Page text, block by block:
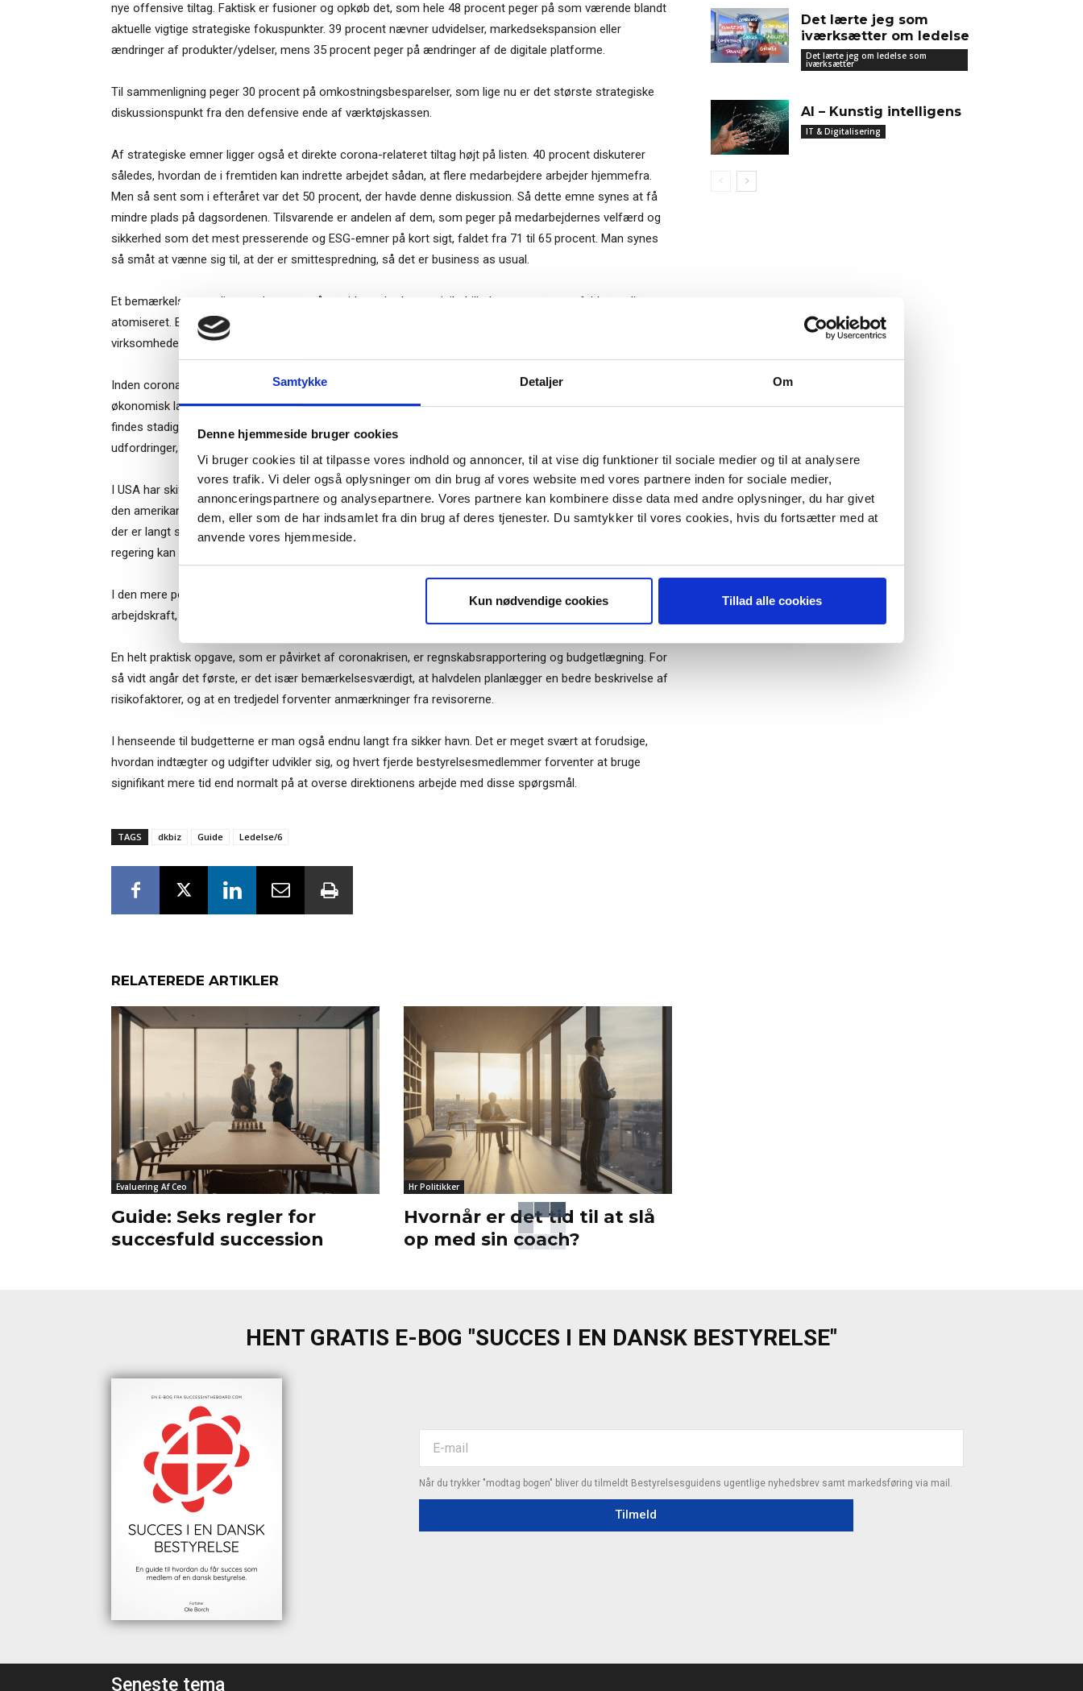
Samtykke Detaljer Om
Denne hjemmeside bruger cookies
Vi bruger cookies til at tilpasse vores indhold og annoncer, til at vise dig funktioner til sociale medier og til at analysere
vores trafik. Vi deler også oplysninger om din brug af vores website med vores partnere inden for sociale medier,
annonceringspartnere og analysepartnere. Vores partnere kan kombinere disse data med andre oplysninger, du har givet
dem, eller som de har indsamlet fra din brug af deres tjenester. Du samtykker til vores cookies, hvis du fortsætter med at
anvende vores hjemmeside.
Kun nødvendige cookies Tillad alle cookies
nye offensive tiltag. Faktisk er fusioner og opkøb det, som hele 48 procent peger på som værende blandt
aktuelle vigtige strategiske fokuspunkter. 39 procent nævner udvidelser, markedsekspansion eller
ændringer af produkter/ydelser, mens 35 procent peger på ændringer af de digitale platforme.
Til sammenligning peger 30 procent på omkostningsbesparelser, som lige nu er det største strategiske
diskussionspunkt fra den defensive ende af værktøjskassen.
Af strategiske emner ligger også et direkte corona-relateret tiltag højt på listen. 40 procent diskuterer
således, hvordan de i fremtiden kan indrette arbejdet sådan, at flere medarbejdere arbejder hjemmefra.
Men så sent som i efteråret var det 50 procent, der havde denne diskussion. Så dette emne synes at få
mindre plads på dagsordenen. Tilsvarende er andelen af dem, som peger på medarbejdernes velfærd og
sikkerhed som det mest presserende og ESG-emner på kort sigt, faldet fra 71 til 65 procent. Man synes
så småt at vænne sig til, at der er smittespredning, så det er business as usual.
Et bemærkelsesværdigt resultat er også, at virksomhedernes risikobillede synes at være fuldstændigt
atomiseret. Blandt bestyrelsesmedlemmerne er ny regulering den største enkeltstående risiko for deres
virksomheder.
Inden coronakrisen var f.eks. politisk usikkerhed på grund af populisme, potentielle handelskrige,
økonomisk lavkonjunktur, klima, kunder med krav om diversitet og IT-kriminalitet de store risikoemner. De
findes stadigvæk, men de er ikke så entydige og generelle, som de har været. Det er vidt forskellige
udfordringer, virksomhederne oplever.
I USA har skiftet af præsident også stor betydning: Man kunne tro, at Joe Bidens gigantiske stimulus til
den amerikanske økonomi var det emne, der i den henseende optog bestyrelsesmedlemmerne mest. Men
der er langt større opmærksomhed på de skattestigninger, der også er adviseret, og på hvad Bidens
regering kan finde på af regulatoriske tiltag.
I den mere positive ende er der en del, der forventer større ro om handelsaftaler og nemmere adgang til
arbejdskraft, når nogle af Trumps begrænsninger på indvandring bliver ophævet igen.
En helt praktisk opgave, som er påvirket af coronakrisen, er regnskabsrapportering og budgetlægning. For
så vidt angår det første, er det især bemærkelsesværdigt, at halvdelen planlægger en bedre beskrivelse af
risikofaktorer, og at en tredjedel forventer anmærkninger fra revisorerne.
I henseende til budgetterne er man også endnu langt fra sikker havn. Det er meget svært at forudsige,
hvordan indtægter og udgifter udvikler sig, og hvert fjerde bestyrelsesmedlemmer forventer at bruge
signifikant mere tid end normalt på at overse direktionens arbejde med disse spørgsmål.
TAGS dkbiz Guide Ledelse/6
RELATEREDE ARTIKLER
Evaluering Af Ceo
Guide: Seks regler for
succesfuld succession
Hr Politikker
Hvornår er det tid til at slå
op med sin coach?
Det lærte jeg som
iværksætter om ledelse
Det lærte jeg om ledelse som
iværksætter
AI – Kunstig intelligens
IT & Digitalisering
HENT GRATIS E-BOG "SUCCES I EN DANSK BESTYRELSE"
Når du trykker "modtag bogen" bliver du tilmeldt Bestyrelsesguidens ugentlige nyhedsbrev samt markedsføring via mail.
Tilmeld
Seneste tema
– og modtag Ole Borchs bog
“Succes i en dansk bestyrelse”
Når du trykker "modtag bogen" bliver du tilmeldt